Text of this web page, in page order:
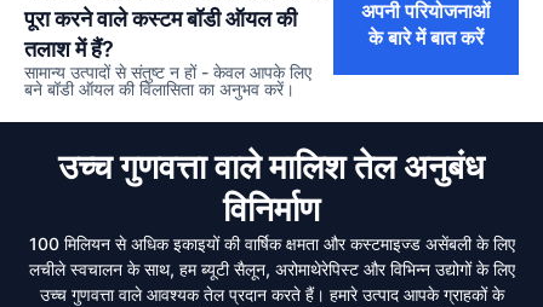
पूरा करने वाले कस्टम बॉडी ऑयल की
तलाश में हैं?
सामान्य उत्पादों से संतुष्ट न हों - केवल आपके लिए
बने बॉडी ऑयलकी विलासिता का अनुभव करें।
अपनी परियोजनाओं
के बारे में बात करें
उच्च गुणवत्ता वाले मालिश तेल अनुबंध
विनिर्माण
100 मिलियन से अधिक इकाइयों की वार्षिक क्षमता और कस्टमाइज्ड असेंबली के लिए
लचीले स्वचालन के साथ, हम ब्यूटी सैलून, अरोमाथेरेपिस्ट और विभिन्न उद्योगों के लिए
उच्च गुणवत्ता वाले आवश्यक तेल प्रदान करते हैं। हमारे उत्पाद आपके ग्राहकों के